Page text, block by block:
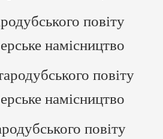
повіту
намісництво
повіту
намісництво
повіту